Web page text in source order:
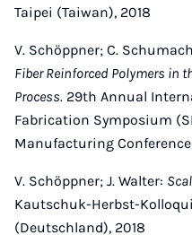
Taipei (Taiwan), 2018
V. Schöppner; C.
Fiber Reinforced Polymers in
Process. 29th Annual
Fabrication Symposium
Manufacturing
V. Schöppner; J. Walter:
Kautschuk-Herbst-
(Deutschland), 2018